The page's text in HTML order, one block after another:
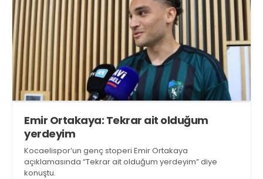
Emir Ortakaya: Tekrar ait olduğum
yerdeyim
Kocaelispor’un genç stoperi Emir Ortakaya
açıklamasında “Tekrar ait olduğum yerdeyim” diye
konuştu.